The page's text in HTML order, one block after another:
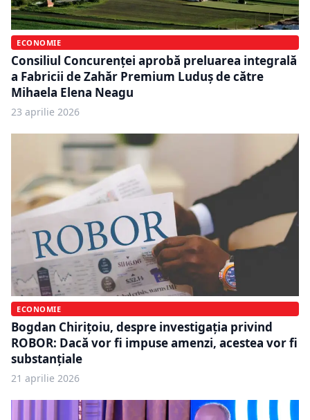
ECONOMIE
Consiliul Concurenței aprobă preluarea integrală
a Fabricii de Zahăr Premium Luduș de către
Mihaela Elena Neagu
23 aprilie 2026
ECONOMIE
Bogdan Chirițoiu, despre investigația privind
ROBOR: Dacă vor fi impuse amenzi, acestea vor fi
substanțiale
21 aprilie 2026